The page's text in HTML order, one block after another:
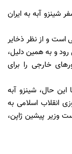
شینزو آبه به ایران
است و از نظر ذخایر
و به همین دلیل،
خارجی را برای
این حال، شینزو آبه
انقلاب اسلامی به
وزیر پیشین ژاپن،